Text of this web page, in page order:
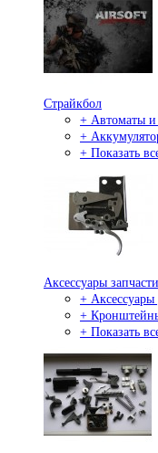
Страйкбол
+ Автоматы и
+
+ Показать
Аксессуары
+
+
+ Показать